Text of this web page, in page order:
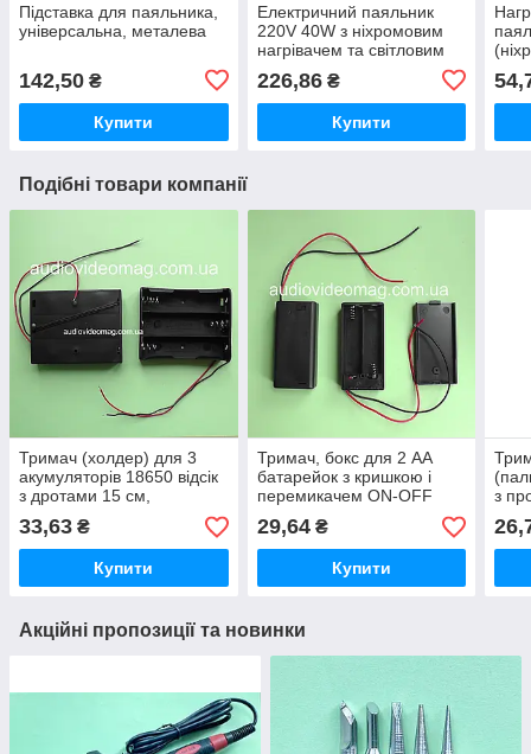
Підставка для паяльника,
універсальна, металева
142,50 ₴
Купити
Електричний паяльник
220V 40W з ніхромовим
нагрівачем та світловим
226,86₴
Купити
Подібні товари компанії
Тримач (холдер) для 3
акумуляторів 18650 відсік
з дротами 15 см,
75х60х19 мм
33,63 ₴
Купити
Тримач, бокс для 2 АА
батарейок з кришкою і
перемикачем ON-OFF
(68x33х18мм)
29,64₴
Купити
з
Акційні пропозиції та новинки